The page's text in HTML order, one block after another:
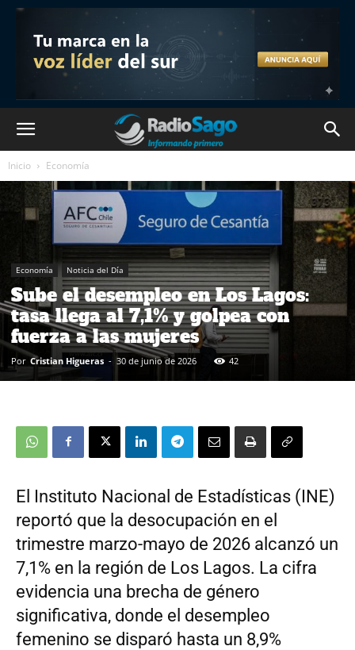
Inicio Economía
Economía Noticia del Día
Sube el desempleo en Los Lagos:
tasa llega al 7,1% y golpea con
fuerza a las mujeres
Por Cristian Higueras - 30 de junio de 2026 42
El Instituto Nacional de Estadísticas (INE)
reportó que la desocupación en el
trimestre marzo-mayo de 2026 alcanzó un
7,1% en la región de Los Lagos. La cifra
evidencia una brecha de género
significativa, donde el desempleo
femenino se disparó hasta un 8,9%